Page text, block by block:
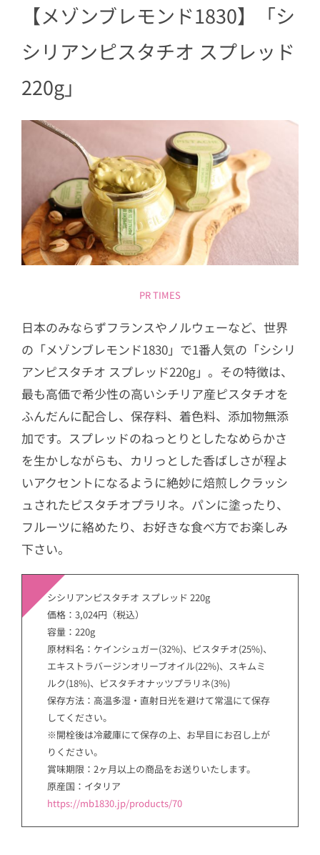
【メゾンブレモンド1830】「シ
シリアンピスタチオ スプレッド
220g」
PR TIMES
日本のみならずフランスやノルウェーなど、世界
の「メゾンブレモンド1830」で1番人気の「シシリ
アンピスタチオ スプレッド220g」。その特徴は、
最も高価で希少性の高いシチリア産ピスタチオを
ふんだんに配合し、保存料、着色料、添加物無添
加です。スプレッドのねっとりとしたなめらかさ
を生かしながらも、カリっとした香ばしさが程よ
いアクセントになるように絶妙に焙煎しクラッシ
ュされたピスタチオプラリネ。パンに塗ったり、
フルーツに絡めたり、お好きな食べ方でお楽しみ
下さい。
シシリアンピスタチオ スプレッド 220g
価格：3,024円（税込）
容量：220g
原材料名：ケインシュガー(32%)、ピスタチオ(25%)、
エキストラバージンオリーブオイル(22%)、スキムミ
ルク(18%)、ピスタチオナッツプラリネ(3%)
保存方法：高温多湿・直射日光を避けて常温にて保存
してください。
※開栓後は冷蔵庫にて保存の上、お早目にお召し上が
りください。
賞味期限：2ヶ月以上の商品をお送りいたします。
原産国：イタリア
https://mb1830.jp/products/70